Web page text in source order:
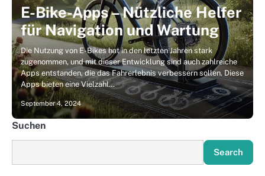
E-Bike-Apps – Nützliche Helfer
für Navigation und Wartung
Die Nutzung von E-Bikes hat in den letzten Jahren stark
zugenommen, und mit dieser Entwicklung sind auch zahlreiche
Apps entstanden, die das Fahrerlebnis verbessern sollen. Diese
Apps bieten eine Vielzahl…
September 4, 2024
Suchen
Search